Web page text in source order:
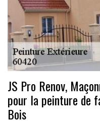
JS Pro Renov,
pour la peinture de
Bois